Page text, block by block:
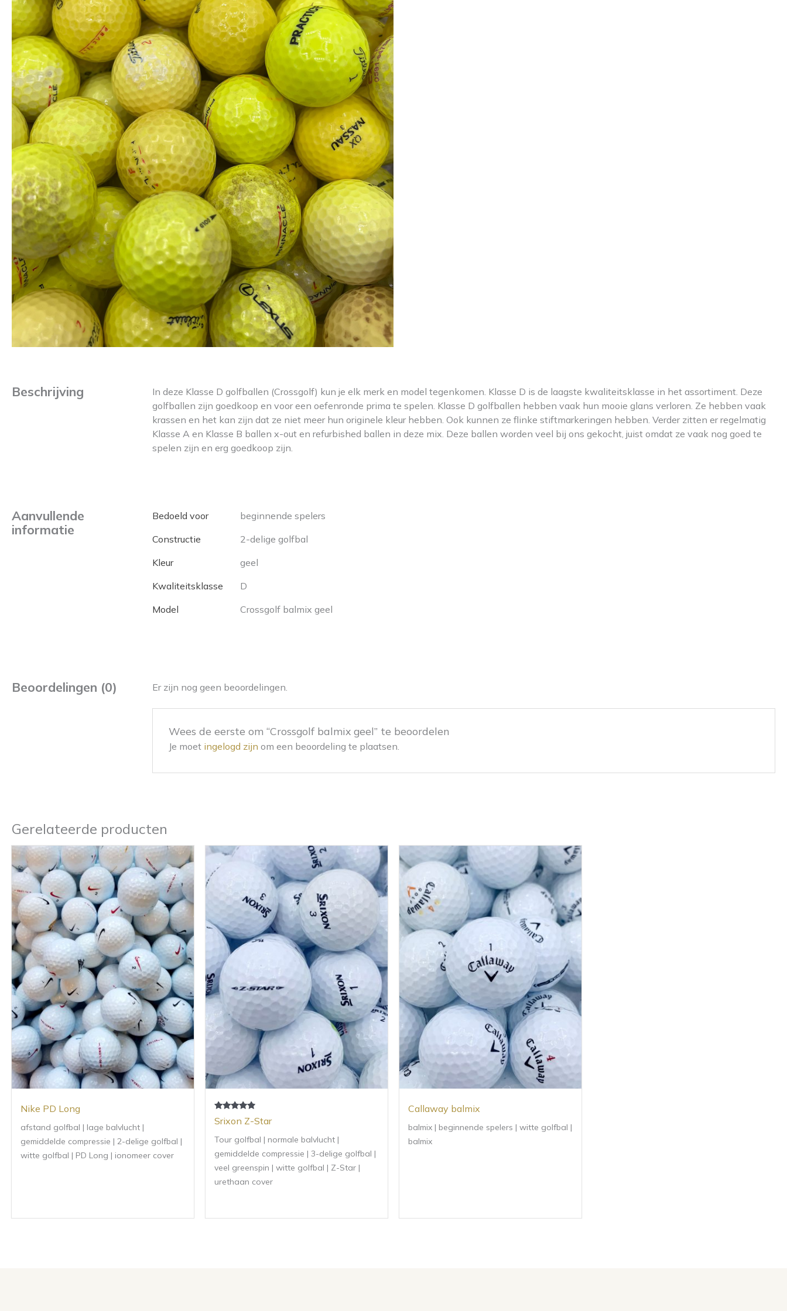
Beschrijving
In deze Klasse D golfballen (Crossgolf) kun je elk merk en model tegenkomen. Klasse D is de laagste kwaliteitsklasse in het assortiment. Deze
golfballen zijn goedkoop en voor een oefenronde prima te spelen. Klasse D golfballen hebben vaak hun mooie glans verloren. Ze hebben vaak
krassen en het kan zijn dat ze niet meer hun originele kleur hebben. Ook kunnen ze flinke stiftmarkeringen hebben. Verder zitten er regelmatig
Klasse A en Klasse B ballen x-out en refurbished ballen in deze mix. Deze ballen worden veel bij ons gekocht, juist omdat ze vaak nog goed te
spelen zijn en erg goedkoop zijn.
Aanvullende
informatie
Bedoeld voor
beginnende spelers
Constructie
2-delige golfbal
Kleur
geel
Kwaliteitsklasse
D
Model
Crossgolf balmix geel
Beoordelingen (0) Er zijn nog geen beoordelingen.
Wees de eerste om “Crossgolf balmix geel” te beoordelen
Je moet ingelogd zijn om een beoordeling te plaatsen.
Gerelateerde producten
Nike PD Long
afstand golfbal | lage balvlucht |
gemiddelde compressie | 2-delige golfbal |
witte golfbal | PD Long | ionomeer cover
Gewaardeerd
4.67
Srixon Z-Star
Tour golfbal | normale balvlucht |
gemiddelde compressie | 3-delige golfbal |
veel greenspin | witte golfbal | Z-Star |
urethaan cover
Callaway balmix
balmix | beginnende spelers | witte golfbal |
balmix